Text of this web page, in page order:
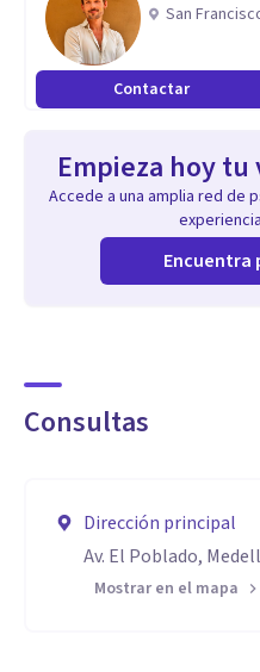
San
Contactar
Empieza hoy
Accede a una amplia red de
Encuentra
Consultas
Dirección principal
Av. El Poblado,
Mostrar en el mapa